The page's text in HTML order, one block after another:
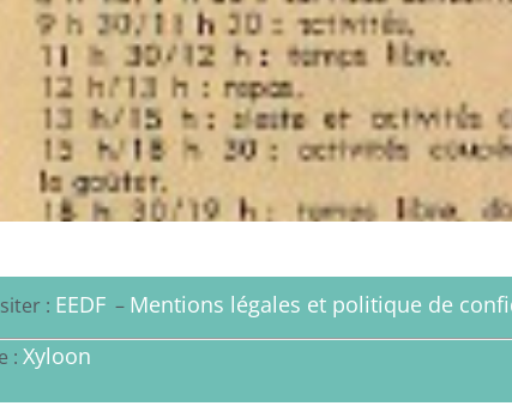
: EEDF – Mentions légales et politique de
: Xyloon